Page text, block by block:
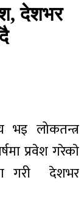
देशभर
भइ लोकतन्त्र
प्रवेश गरेकाे
गरी देशभर